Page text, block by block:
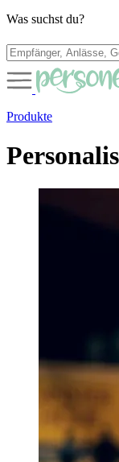
Was suchst du?
Produkte